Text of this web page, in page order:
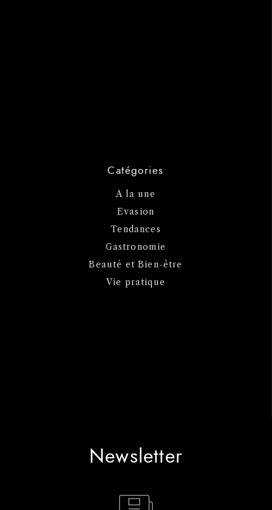
Catégories
A la une
Evasion
Tendances
Gastronomie
Beauté et Bien-être
Vie pratique
Newsletter